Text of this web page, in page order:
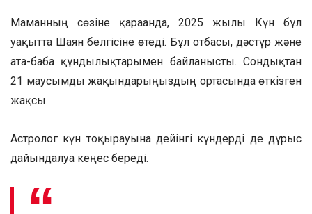
Маманның сөзіне қарағанда, 2025 жылы Күн бұл
уақытта Шаян белгісіне өтеді. Бұл отбасы, дәстүр және
ата-баба құндылықтарымен байланысты. Сондықтан
21 маусымды жақындарыңыздың ортасында өткізген
жақсы.
Астролог күн тоқырауына дейінгі күндерді де дұрыс
дайындалуға кеңес береді.